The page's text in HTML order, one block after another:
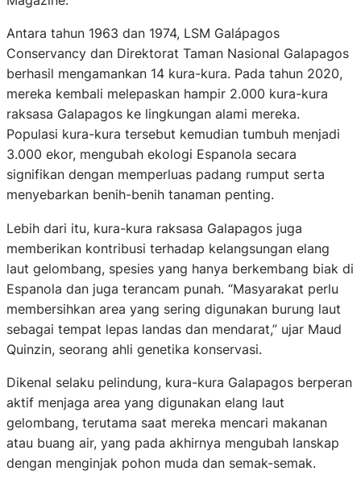
Antara tahun 1963 dan 1974, LSM Galápagos
Conservancy dan Direktorat Taman Nasional Galapagos
berhasil mengamankan 14 kura-kura. Pada tahun 2020,
mereka kembali melepaskan hampir 2.000 kura-kura
raksasa Galapagos ke lingkungan alami mereka.
Populasi kura-kura tersebut kemudian tumbuh menjadi
3.000 ekor, mengubah ekologi Espanola secara
signifikan dengan memperluas padang rumput serta
menyebarkan benih-benih tanaman penting.
Lebih dari itu, kura-kura raksasa Galapagos juga
memberikan kontribusi terhadap kelangsungan elang
laut gelombang, spesies yang hanya berkembang biak di
Espanola dan juga terancam punah. “Masyarakat perlu
membersihkan area yang sering digunakan burung laut
sebagai tempat lepas landas dan mendarat,” ujar Maud
Quinzin, seorang ahli genetika konservasi.
Dikenal selaku pelindung, kura-kura Galapagos berperan
aktif menjaga area yang digunakan elang laut
gelombang, terutama saat mereka mencari makanan
atau buang air, yang pada akhirnya mengubah lanskap
dengan menginjak pohon muda dan semak-semak.